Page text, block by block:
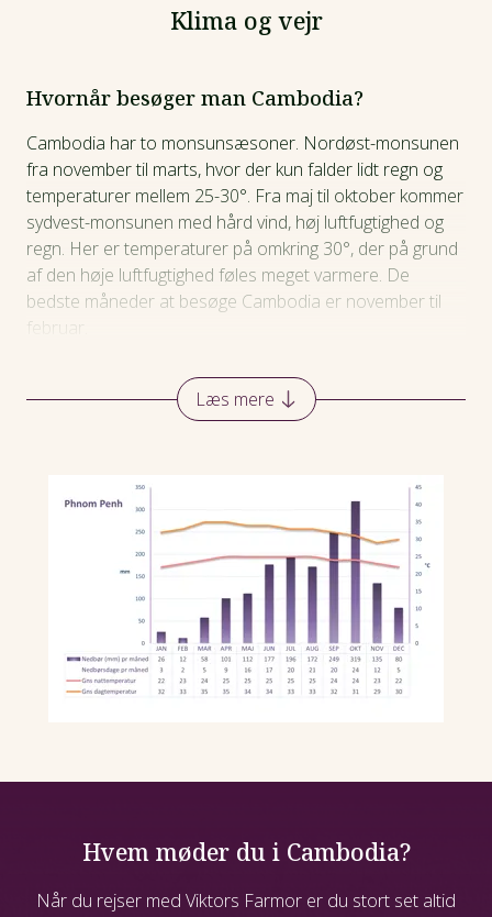
Klima og vejr
Hvornår besøger man Cambodia?
Cambodia har to monsunsæsoner. Nordøst-monsunen
fra november til marts, hvor der kun falder lidt regn og
temperaturer mellem 25-30°. Fra maj til oktober kommer
sydvest-monsunen med hård vind, høj luftfugtighed og
regn. Her er temperaturer på omkring 30°, der på grund
af den høje luftfugtighed føles meget varmere. De
bedste måneder at besøge Cambodia er november til
februar.
Læs mere
Hvem møder du i Cambodia?
Når du rejser med Viktors Farmor er du stort set altid